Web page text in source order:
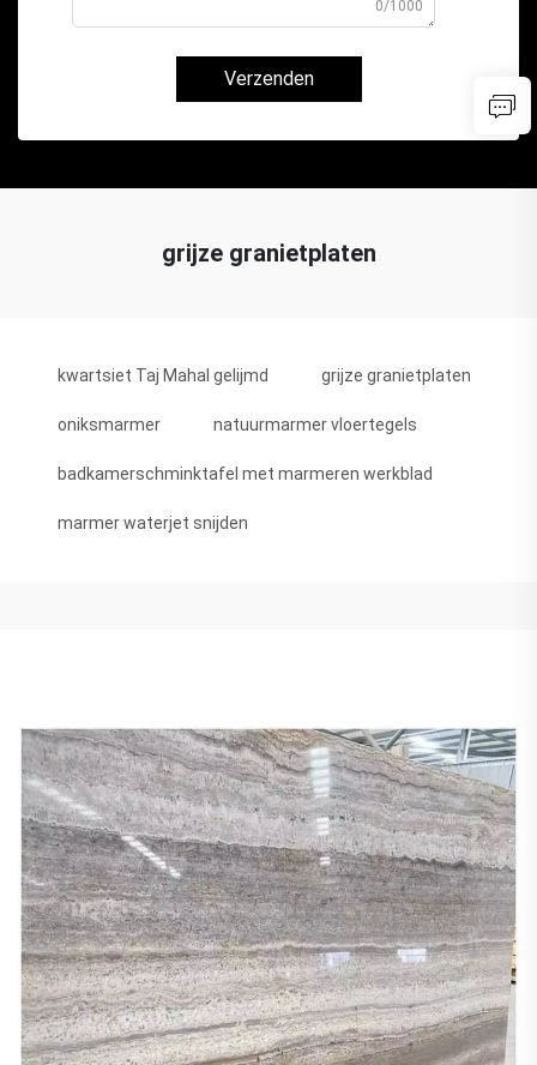
0/1000
Verzenden
grijze granietplaten
kwartsiet Taj Mahal gelijmd grijze granietplaten
oniksmarmer natuurmarmer vloertegels
badkamerschminktafel met marmeren werkblad
marmer waterjet snijden